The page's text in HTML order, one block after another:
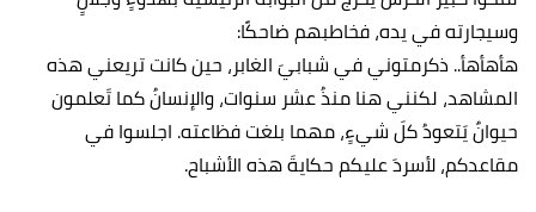
وسيجارته في يده، فخاطبهم ضاحكًا:
هأهأهأ.. ذكرمتوني في شبابيَ الغابر، حين كانت تريعني هذه
المشاهد، لكنني هنا منذُ عشر سنوات، والإنسانُ كما تَعلمون
حيوانٌ يَتعودُ كلَ شيءٍ، مهما بلغت فظاعته. اجلسوا في
مقاعدكم، لأسردَ عليكم حكايةَ هذه الأشباح.